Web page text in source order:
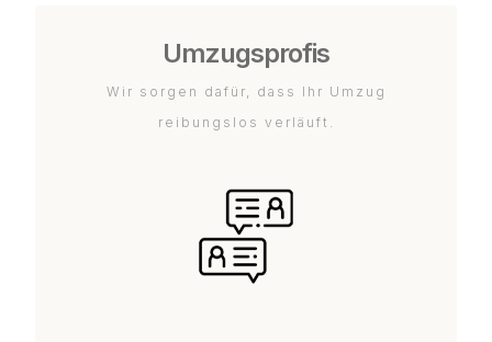
Umzugsprofis
Wir sorgen dafür, dass Ihr Umzug
reibungslos verläuft.